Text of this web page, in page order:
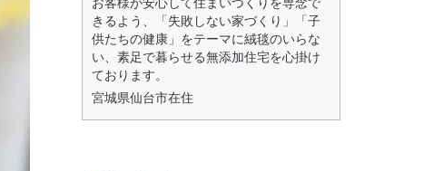
きるよう、「失敗しない家づくり」「子
供たちの健康」をテーマに絨毯のいらな
い、素足で暮らせる無添加住宅を心掛け
ております。
宮城県仙台市在住